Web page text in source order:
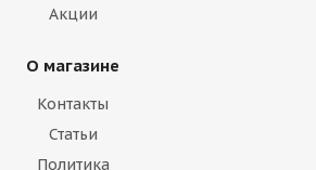
Акции
О магазине
Контакты
Статьи
Политика